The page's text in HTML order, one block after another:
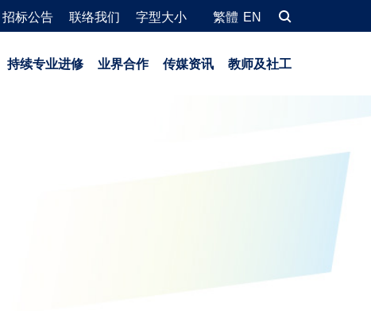
招标公告 联络我们 字型大小 繁體 EN
持续专业进修 业界合作 传媒资讯 教师及社工